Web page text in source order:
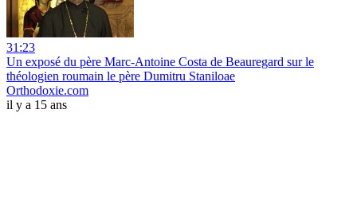
31:23
Un exposé du père Marc-Antoine Costa de Beauregard sur le
théologien roumain le père Dumitru Staniloae
Orthodoxie.com
il y a 15 ans